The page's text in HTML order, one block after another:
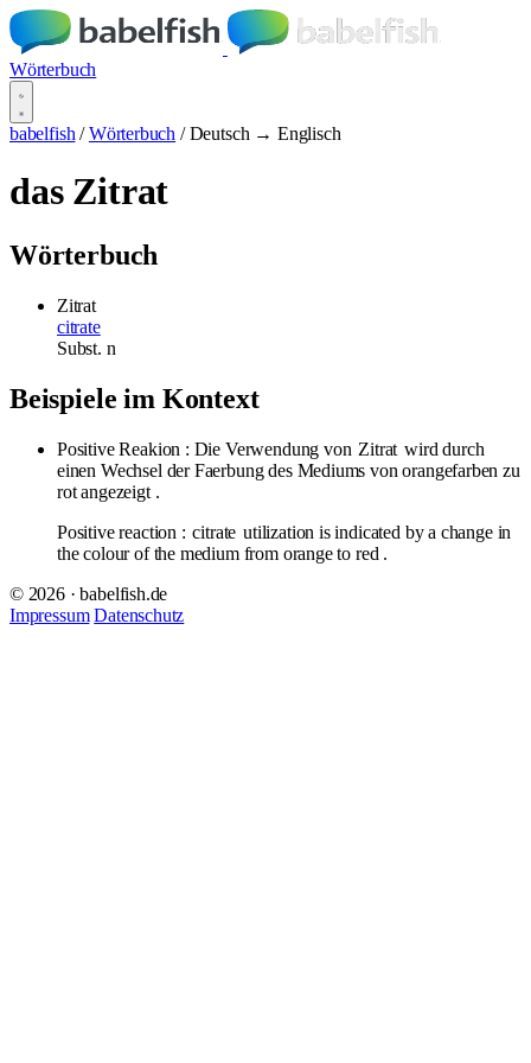
Wörterbuch
babelfish / Wörterbuch / Deutsch → Englisch
das Zitrat
Wörterbuch
Zitrat
citrate
Subst. n
Beispiele im Kontext
Positive Reakion : Die Verwendung von Zitrat wird durch
einen Wechsel der Faerbung des Mediums von orangefarben zu
rot angezeigt .
Positive reaction : citrate utilization is indicated by a change in
the colour of the medium from orange to red .
© 2026 · babelfish.de
Impressum Datenschutz